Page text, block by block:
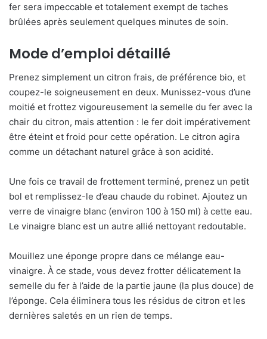
fer sera impeccable et totalement exempt de taches
brûlées après seulement quelques minutes de soin.
Mode d’emploi détaillé
Prenez simplement un citron frais, de préférence bio, et
coupez-le soigneusement en deux. Munissez-vous d’une
moitié et frottez vigoureusement la semelle du fer avec la
chair du citron, mais attention : le fer doit impérativement
être éteint et froid pour cette opération. Le citron agira
comme un détachant naturel grâce à son acidité.
Une fois ce travail de frottement terminé, prenez un petit
bol et remplissez-le d’eau chaude du robinet. Ajoutez un
verre de vinaigre blanc (environ 100 à 150 ml) à cette eau.
Le vinaigre blanc est un autre allié nettoyant redoutable.
Mouillez une éponge propre dans ce mélange eau-
vinaigre. À ce stade, vous devez frotter délicatement la
semelle du fer à l’aide de la partie jaune (la plus douce) de
l’éponge. Cela éliminera tous les résidus de citron et les
dernières saletés en un rien de temps.